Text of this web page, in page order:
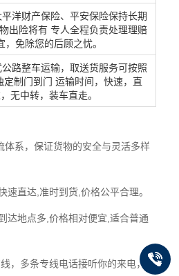
洋财产保险、平安保险保持长期
出险将有 专人全程负责处理理赔
，免除您的后顾之忧。
路整车运输，取送货服务可按照
定制门到门 运输时间，快速，直
无中转，装车直走。
系，保证货物的安全与灵活多样
直达,准时到货,价格公平合理。
达地点多,价格相对便宜,适合普通
，多条专线电话接听你的来电，第